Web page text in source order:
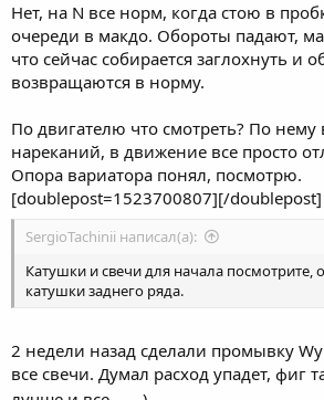
Нет, на N все норм, когда стою в
очереди в макдо. Обороты падают,
что сейчас собирается заглохнуть и
возвращаются в норму.
По двигателю что смотреть? По
нареканий, в движение все просто
Опора вариатора понял, посмотрю.
[doublepost=1523700807][/doublepost]
SergioTachinii написал(а):
Катушки и свечи для начала посмотрите,
катушки заднего ряда.
2 недели назад сделали промывку
все свечи. Думал расход упадет, фиг